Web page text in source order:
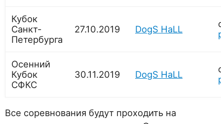
Кубок
Санкт-
Петербурга
27.10.2019 DogS HaLL
Осенний
Кубок
СФКС
30.11.2019 DogS HaLL
Все соревнования будут проходить на